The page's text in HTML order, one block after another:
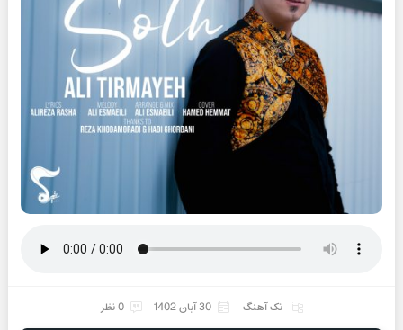
تک آهنگ 30 آبان 1402 0 نظر